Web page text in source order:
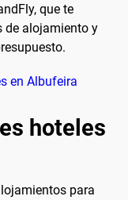
que te
de alojamiento y
en Albufeira
hoteles
para